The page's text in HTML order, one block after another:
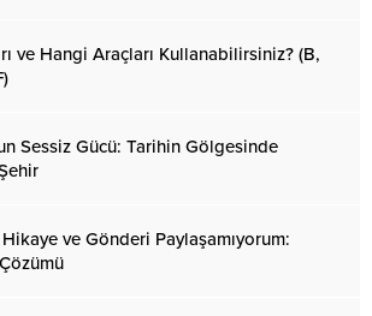
ve Hangi Araçları Kullanabilirsiniz? (B,
Sessiz Gücü: Tarihin Gölgesinde
ve Gönderi Paylaşamıyorum: